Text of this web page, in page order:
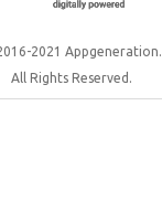
2021 Appgeneration.
All Rights Reserved.